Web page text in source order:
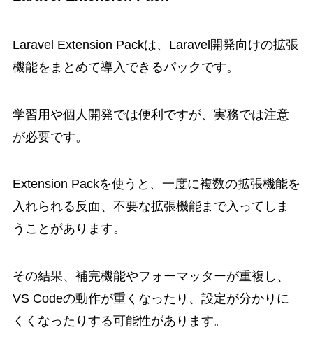
Laravel Extension Packは、Laravel開発向けの拡張
機能をまとめて導入できるパックです。
学習用や個人開発では便利ですが、実務では注意
が必要です。
Extension Packを使うと、一度に複数の拡張機能を
入れられる反面、不要な拡張機能まで入ってしま
うことがあります。
その結果、補完機能やフォーマッターが重複し、
VS Codeの動作が重くなったり、設定が分かりに
くくなったりする可能性があります。